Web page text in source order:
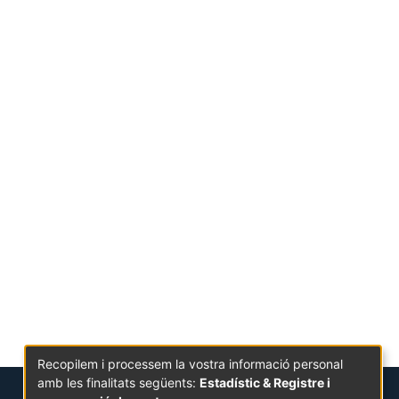
Recopilem i processem la vostra informació personal
amb les finalitats següents: Estadístic & Registre i